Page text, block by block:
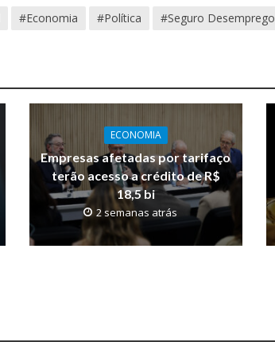
#Economia #Política #Seguro Desemprego
ECONOMIA
Empresas afetadas por tarifaço
terão acesso a crédito de R$
18,5 bi
2 semanas atrás